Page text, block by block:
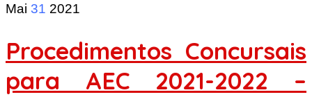
Mai 31 2021
Procedimentos Concursais
para AEC 2021-2022 –